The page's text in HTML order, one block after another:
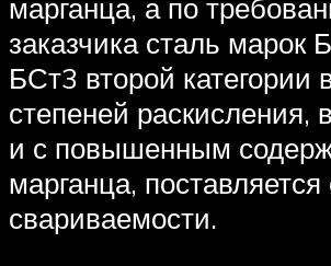
марганца, а по
заказчика сталь марок
БСт3 второй категории
степеней раскисления,
и с повышенным
марганца, поставляется
свариваемости.